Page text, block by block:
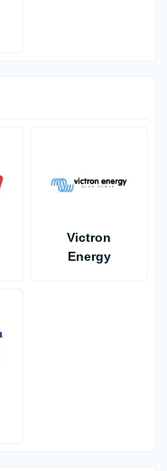
Victron
Energy